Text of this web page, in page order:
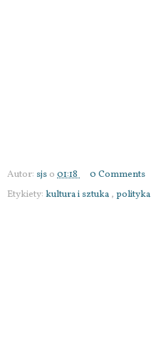
Autor: sjs o 01:18
0 Comments
Etykiety: kultura i sztuka , polityka